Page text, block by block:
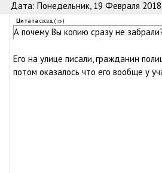
Дата: Понедельник, 19 Февраля
Цитата сосед ( )
А почему Вы копию сразу не
Его на улице писали, гражданин
потом оказалось что его вообще у